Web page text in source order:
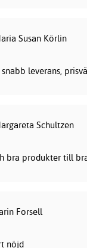
Susan Körlin
leverans,
Schultzen
bra produkter till
Forsell
nöjd